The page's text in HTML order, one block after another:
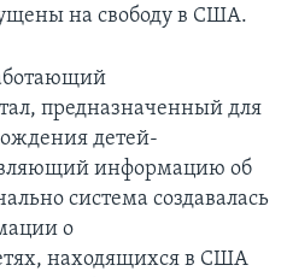
на свободу в США.
предназначенный для
детей-
информацию об
система создавалась
о
находящихся в США